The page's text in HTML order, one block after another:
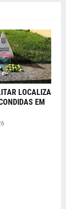
LOCALIZA
EM